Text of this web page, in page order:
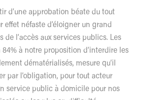
d’une approbation béate du tout
effet néfaste d’éloigner un grand
de l’accès aux services publics. Les
84% à notre proposition d’interdire les
dématérialisés, mesure qu’il
par l’obligation, pour tout acteur
service public à domicile pour nos